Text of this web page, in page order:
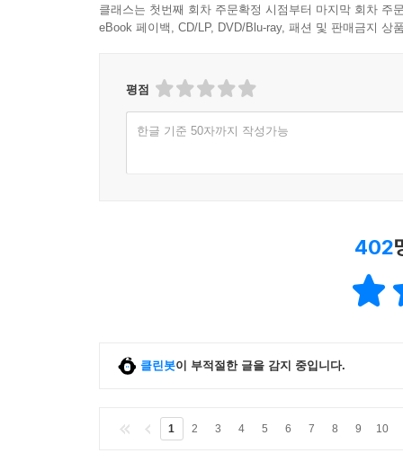
클래스는 첫번째 회차 주문확정 시점부터 마지막 회차 주
eBook 페이백, CD/LP, DVD/Blu-ray, 패션 및 판매금지 상
평점
한글 기준 50자까지 작성가능
402
클린봇이 부적절한 글을 감지 중입니다.
1 2 3 4 5 6 7 8 9 10